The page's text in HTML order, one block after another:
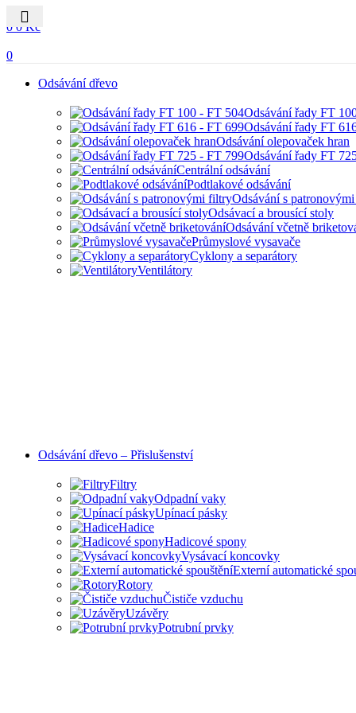
0 0Kč
0
Odsávání dřevo
Odsávání řady FT
Odsávání řady FT
Odsávání olepovaček hran
Odsávání řady FT
Centrální odsávání
Podtlakové odsávání
Odsávání s
Odsávací a brousící stoly
Odsávání včetně
Průmyslové vysavače
Cyklony a separátory
Ventilátory
Odsávání dřevo – Přislušenství
Filtry
Odpadní vaky
Upínací pásky
Hadice
Hadicové spony
Vysávací koncovky
Externí automatické
Rotory
Čističe vzduchu
Uzávěry
Potrubní prvky